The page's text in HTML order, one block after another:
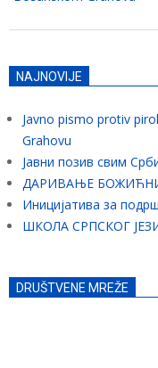
NAJNOVIJE
Javno pismo protiv
Grahovu
Јавни позив свим
ДАРИВАЊЕ
Иницијатива за
ШКОЛА СРПСКОГ
DRUŠTVENE MREŽE